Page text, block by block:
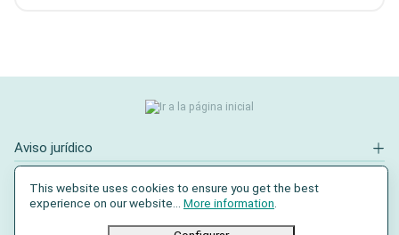
Aviso jurídico
Contacto
This website uses cookies to ensure you get the best
experience on our website... More information